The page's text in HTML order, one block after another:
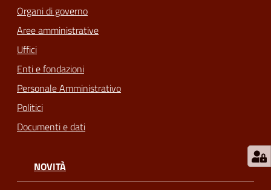
m
o
Tutti
gli
argomenti...
Organi di governo
Aree amministrative
Uffici
Enti e fondazioni
Personale Amministrativo
Politici
Documenti e dati
NOVITÀ